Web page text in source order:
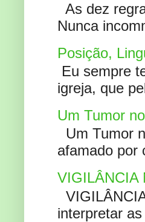
As dez
Nunca
Posição,
Eu sempre
igreja, que
Um Tumor
Um Tumor
afamado por
VIGILÂNCIA
interpretar